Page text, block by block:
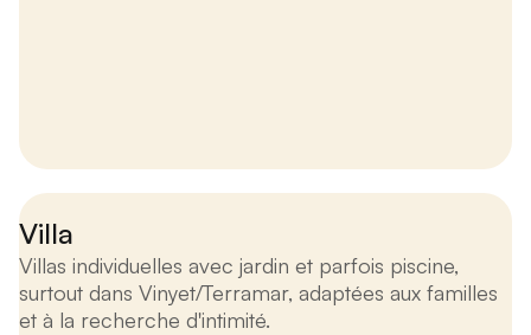
Villa
Villas individuelles avec jardin et parfois piscine,
surtout dans Vinyet/Terramar, adaptées aux familles
et à la recherche d'intimité.